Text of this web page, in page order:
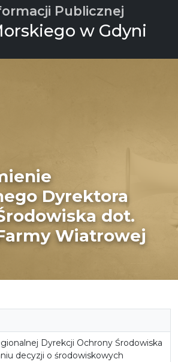
Publicznej
w Gdyni
Dyrektora
dot.
Wiatrowej
Dyrekcji Ochrony Środowiska
decyzji o środowiskowych